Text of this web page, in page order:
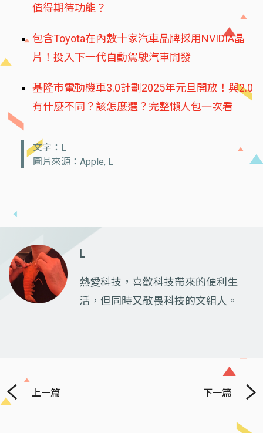
值得期待功能？
包含Toyota在內數十家汽車品牌採用NVIDIA晶
片！投入下一代自動駕駛汽車開發
基隆市電動機車3.0計劃2025年元旦開放！與2.0
有什麼不同？該怎麼選？完整懶人包一次看
文字：L
圖片來源：Apple, L
L
熱愛科技，喜歡科技帶來的便利生
活，但同時又敬畏科技的文組人。
上一篇 下一篇
Previous Next